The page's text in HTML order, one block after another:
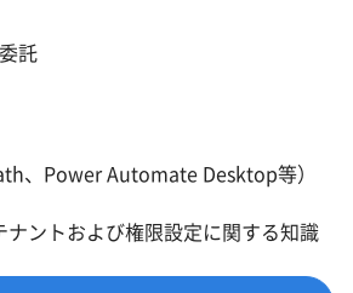
託
、Power Automate Desktop等）
ナントおよび権限設定に関する知識